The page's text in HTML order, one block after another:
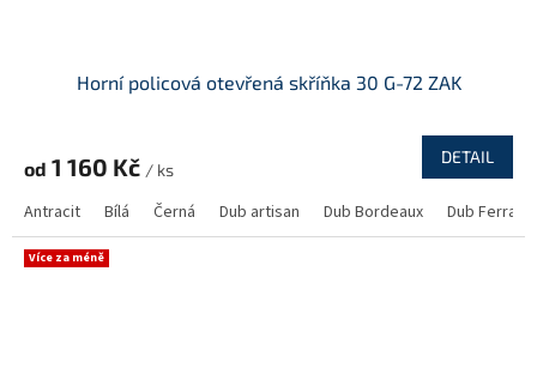
Horní policová otevřená skříňka 30 G-72 ZAK
od 1 160 Kč / ks
DETAIL
Antracit Bílá Černá Dub artisan Dub Bordeaux Dub Ferrara
Více za méně